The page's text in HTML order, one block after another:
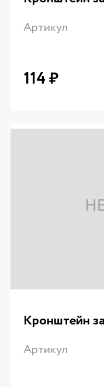
Артикул
114₽
Кронштейн
Артикул